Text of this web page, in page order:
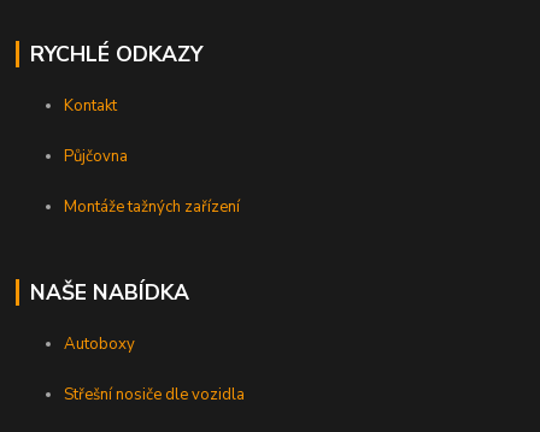
RYCHLÉ ODKAZY
Kontakt
Půjčovna
Montáže tažných zařízení
NAŠE NABÍDKA
Autoboxy
Střešní nosiče dle vozidla